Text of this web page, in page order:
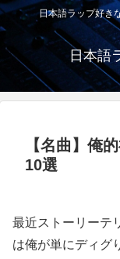
日本語ラップ好き
日本語
【名曲】俺
10選
最近ストーリーテ
は俺が単にディグ